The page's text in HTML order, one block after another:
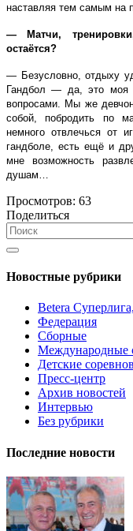
наставляя тем самым на
— Матчи,
остаётся?
— Безусловно, отдыху
Гандбол — да, это моя
вопросами. Мы же
собой, побродить по
немного отвлечься от
гандболе, есть ещё и
мне возможность
душам…
Просмотров: 63
Поделиться
Новостные рубрики
Betera
Федерация
Сборные
Международные
Детские
Пресс-центр
Архив новостей
Интервью
Без рубрики
Последние новости